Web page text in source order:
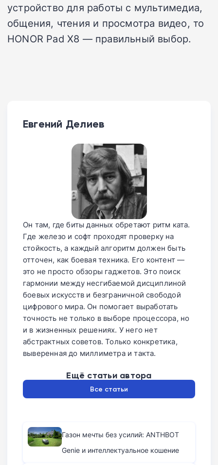
устройство для работы с мультимедиа,
общения, чтения и просмотра видео, то
HONOR Pad X8 — правильный выбор.
Евгений Делиев
Он там, где биты данных обретают ритм ката.
Где железо и софт проходят проверку на
стойкость, а каждый алгоритм должен быть
отточен, как боевая техника. Его контент —
это не просто обзоры гаджетов. Это поиск
гармонии между несгибаемой дисциплиной
боевых искусств и безграничной свободой
цифрового мира. Он помогает выработать
точность не только в выборе процессора, но
и в жизненных решениях. У него нет
абстрактных советов. Только конкретика,
выверенная до миллиметра и такта.
Ещё статьи автора
Все статьи
Газон мечты без усилий: ANTHBOT
Genie и интеллектуальное кошение